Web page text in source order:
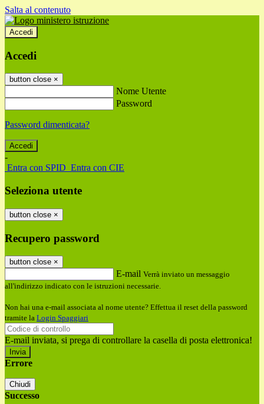
Salta al contenuto
Accedi
Accedi
button close ×
Nome Utente
Password
Password dimenticata?
-
Entra con SPID Entra con CIE
Seleziona utente
button close ×
Recupero password
button close ×
E-mail Verrà inviato un messaggio
all'indirizzo indicato con le istruzioni necessarie.
Non hai una e-mail associata al nome utente? Effettua il reset della password
tramite la Login Spaggiari
E-mail inviata, si prega di controllare la casella di posta elettronica!
Errore
Chiudi
Successo